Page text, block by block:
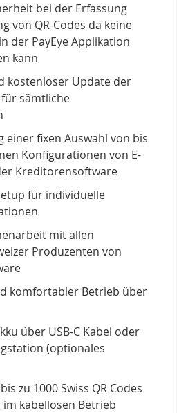
bei der Erfassung
von QR-Codes da keine
der PayEye Applikation
kann
kostenloser Update der
für sämtliche
einer fixen Auswahl von bis
Konfigurationen von E-
Kreditorensoftware
für individuelle
mit allen
Produzenten von
komfortabler Betrieb über
über USB-C Kabel oder
(optionales
zu 1000 Swiss QR Codes
kabellosen Betrieb